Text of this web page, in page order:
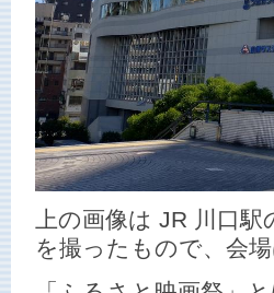
上の画像は JR 川口
を撮ったもので、会